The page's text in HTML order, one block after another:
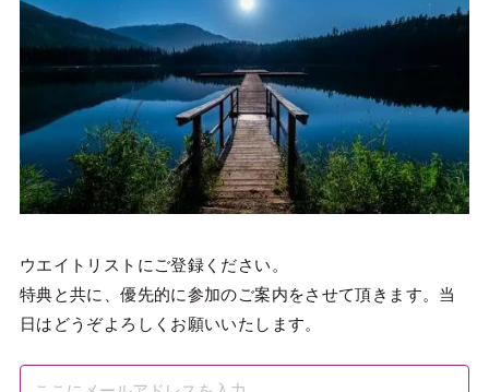
ウエイトリストにご登録ください。
特典と共に、優先的に参加のご案内をさせて頂きます。当
日はどうぞよろしくお願いいたします。